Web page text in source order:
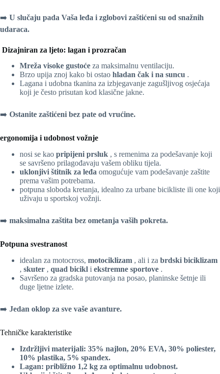
➡️ U slučaju pada Vaša leđa i zglobovi zaštićeni su od snažnih
udaraca.
Dizajniran za ljeto: lagan i prozračan
Mreža visoke gustoće za maksimalnu ventilaciju.
Brzo upija znoj kako bi ostao hladan čak i na suncu .
Lagana i udobna tkanina za izbjegavanje zagušljivog osjećaja
koji je često prisutan kod klasične jakne.
➡️ Ostanite zaštićeni bez pate od vrućine.
ergonomija i udobnost vožnje
nosi se kao pripijeni prsluk , s remenima za podešavanje koji
se savršeno prilagođavaju vašem obliku tijela.
uklonjivi štitnik za leđa omogućuje vam podešavanje zaštite
prema vašim potrebama.
potpuna sloboda kretanja, idealno za urbane bicikliste ili one koji
uživaju u sportskoj vožnji.
➡️ maksimalna zaštita bez ometanja vaših pokreta.
Potpuna svestranost
idealan za motocross, motociklizam , ali i za brdski biciklizam
, skuter , quad bicikl i ekstremne sportove .
Savršeno za gradska putovanja na posao, planinske šetnje ili
duge ljetne izlete.
➡️ Jedan oklop za sve vaše avanture.
Tehničke karakteristike
Izdržljivi materijali: 35% najlon, 20% EVA, 30% poliester,
10% plastika, 5% spandex.
Lagan: približno 1,2 kg za optimalnu udobnost.